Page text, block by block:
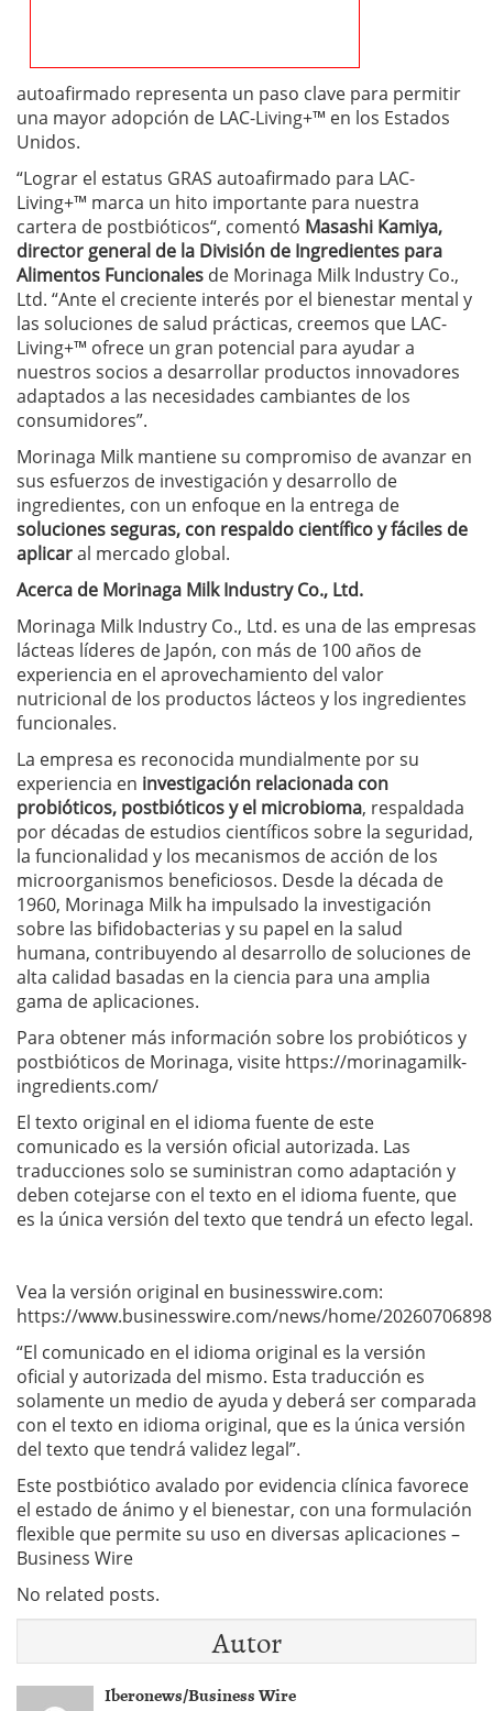
autoafirmado representa un paso clave para permitir
una mayor adopción de LAC-Living+™ en los Estados
Unidos.
“Lograr el estatus GRAS autoafirmado para LAC-
Living+™ marca un hito importante para nuestra
cartera de postbióticos“, comentó Masashi Kamiya,
director general de la División de Ingredientes para
Alimentos Funcionales de Morinaga Milk Industry Co.,
Ltd. “Ante el creciente interés por el bienestar mental y
las soluciones de salud prácticas, creemos que LAC-
Living+™ ofrece un gran potencial para ayudar a
nuestros socios a desarrollar productos innovadores
adaptados a las necesidades cambiantes de los
consumidores”.
Morinaga Milk mantiene su compromiso de avanzar en
sus esfuerzos de investigación y desarrollo de
ingredientes, con un enfoque en la entrega de
soluciones seguras, con respaldo científico y fáciles de
aplicaral mercado global.
Acerca de Morinaga Milk Industry Co., Ltd.
Morinaga Milk Industry Co., Ltd. es una de las empresas
lácteas líderes de Japón, con más de 100 años de
experiencia en el aprovechamiento del valor
nutricional de los productos lácteos y los ingredientes
funcionales.
La empresa es reconocida mundialmente por su
experiencia en investigación relacionada con
probióticos, postbióticos y el microbioma, respaldada
por décadas de estudios científicos sobre la seguridad,
la funcionalidad y los mecanismos de acción de los
microorganismos beneficiosos. Desde la década de
1960, Morinaga Milk ha impulsado la investigación
sobre las bifidobacterias y su papel en la salud
humana, contribuyendo al desarrollo de soluciones de
alta calidad basadas en la ciencia para una amplia
gama de aplicaciones.
Para obtener más información sobre los probióticos y
postbióticos de Morinaga, visite https://morinagamilk-
ingredients.com/
El texto original en el idioma fuente de este
comunicado es la versión oficial autorizada. Las
traducciones solo se suministran como adaptación y
deben cotejarse con el texto en el idioma fuente, que
es la única versión del texto que tendrá un efecto legal.
Vea la versión original en businesswire.com:
https://www.businesswire.com/news/home/
“El comunicado en el idioma original es la versión
oficial y autorizada del mismo. Esta traducción es
solamente un medio de ayuda y deberá ser comparada
con el texto en idioma original, que es la única versión
del texto que tendrá validez legal”.
Este postbiótico avalado por evidencia clínica favorece
el estado de ánimo y el bienestar, con una formulación
flexible que permite su uso en diversas aplicaciones –
Business Wire
No related posts.
Autor
Iberonews/Business Wire